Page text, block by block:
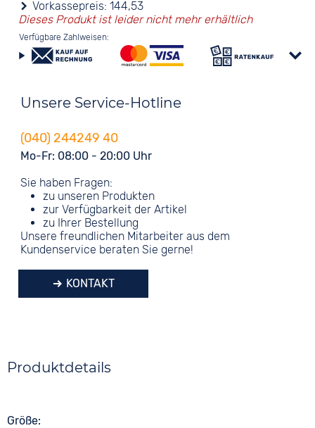
Vorkassepreis:144,53
Dieses Produkt ist leider nicht mehr erhältlich
Verfügbare Zahlweisen:
Unsere Service-Hotline
(040) 244249 40
Mo-Fr: 08:00 - 20:00 Uhr
Sie haben Fragen:
zu unseren Produkten
zur Verfügbarkeit der Artikel
zu Ihrer Bestellung
Unsere freundlichen Mitarbeiter aus dem
Kundenservice beraten Sie gerne!
KONTAKT
Produktdetails
Größe